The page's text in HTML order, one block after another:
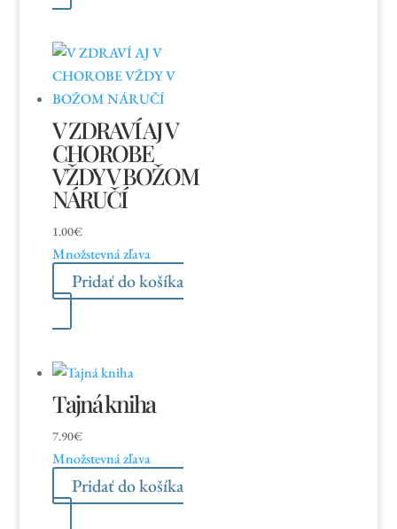
V ZDRAVÍ AJ V
CHOROBE
VŽDY V BOŽOM
NÁRUČÍ
1.00€
Množstevná zľava
Pridať do košíka
Tajná kniha
7.90€
Množstevná zľava
Pridať do košíka